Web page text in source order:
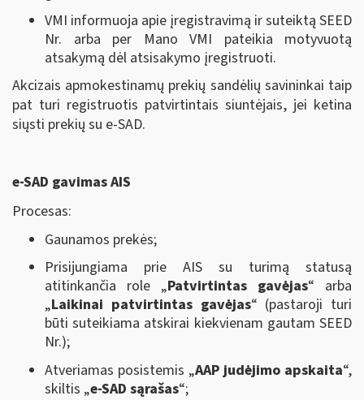
VMI informuoja apie įregistravimą ir suteiktą SEED
Nr. arba per Mano VMI pateikia motyvuotą
atsakymą dėl atsisakymo įregistruoti.
Akcizais apmokestinamų prekių sandėlių savininkai taip
pat turi registruotis patvirtintais siuntėjais, jei ketina
siųsti prekių su e-SAD.
e-SAD gavimas AIS
Procesas:
Gaunamos prekės;
Prisijungiama prie AIS su turimą statusą
atitinkančia role „Patvirtintas gavėjas“ arba
„Laikinai patvirtintas gavėjas“ (pastaroji turi
būti suteikiama atskirai kiekvienam gautam SEED
Nr.);
Atveriamas posistemis „AAP judėjimo apskaita“,
skiltis „e-SAD sąrašas“;